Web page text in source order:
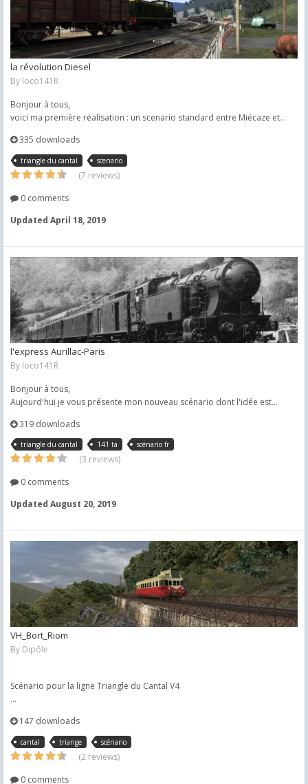
la révolution Diesel
By loco141R
Bonjour à tous,
voici ma première réalisation : un scenario standard entre Miécaze et...
335 downloads
triangle du cantal scenario
(7 reviews)
0 comments
Updated April 18, 2019
l'express Aurillac-Paris
By loco141R
Bonjour à tous,
Aujourd'hui je vous présente mon nouveau scénario dont l'idée est...
319 downloads
triangle du cantal 141 ta scénario fr
(3 reviews)
0 comments
Updated August 20, 2019
VH_Bort_Riom
By Dipôle
Scénario pour la ligne Triangle du Cantal V4
...
147 downloads
cantal triange scénario
(2 reviews)
0 comments